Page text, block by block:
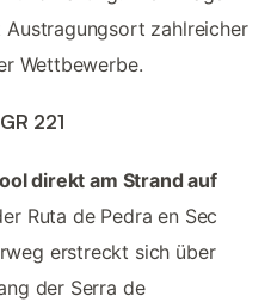
zahlreicher
Wettbewerbe.
221
direkt am Strand auf
Ruta de Pedra en Sec
erstreckt sich über
der Serra de